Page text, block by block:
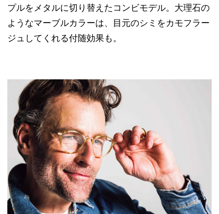
プルをメタルに切り替えたコンビモデル。大理石の
ようなマーブルカラーは、目元のシミをカモフラー
ジュしてくれる付随効果も。